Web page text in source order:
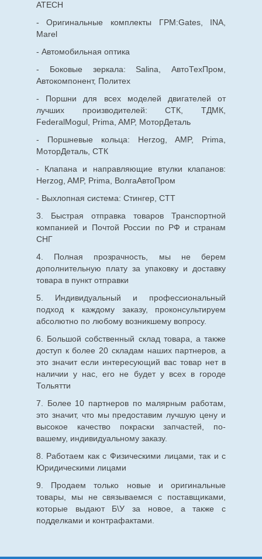
ATECH
- Оригинальные комплекты ГРМ:Gates, INA,
Marel
- Автомобильная оптика
- Боковые зеркала: Salina, АвтоТехПром,
Автокомпонент, Политех
- Поршни для всех моделей двигателей от
лучших производителей: СТК, ТДМК,
FederalMogul, Prima, AMP, МоторДеталь
- Поршневые кольца: Herzog, AMP, Prima,
МоторДеталь, СТК
- Клапана и направляющие втулки клапанов:
Herzog, AMP, Prima, ВолгаАвтоПром
- Выхлопная система: Стингер, СТТ
3. Быстрая отправка товаров Транспортной
компанией и Почтой России по РФ и странам
СНГ
4. Полная прозрачность, мы не берем
дополнительную плату за упаковку и доставку
товара в пункт отправки
5. Индивидуальный и профессиональный
подход к каждому заказу, проконсультируем
абсолютно по любому возникшему вопросу.
6. Большой собственный склад товара, а также
доступ к более 20 складам наших партнеров, а
это значит если интересующий вас товар нет в
наличии у нас, его не будет у всех в городе
Тольятти
7. Более 10 партнеров по малярным работам,
это значит, что мы предоставим лучшую цену и
высокое качество покраски запчастей, по-
вашему, индивидуальному заказу.
8. Работаем как с Физическими лицами, так и с
Юридическими лицами
9. Продаем только новые и оригинальные
товары, мы не связываемся с поставщиками,
которые выдают Б\У за новое, а также с
подделками и контрафактами.